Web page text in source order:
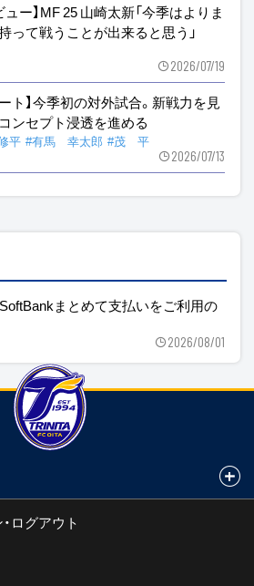
ュー】MF 25 山崎太新「今季はよりま
って戦うことが出来ると思う」
2026/07/19
ト】今季初の対外試合。新戦力を見
ンセプト浸透を進める
平 #有馬 幸太郎 #茂 平
2026/07/13
SoftBankまとめて支払いをご利用の
2026/08/01
ログアウト